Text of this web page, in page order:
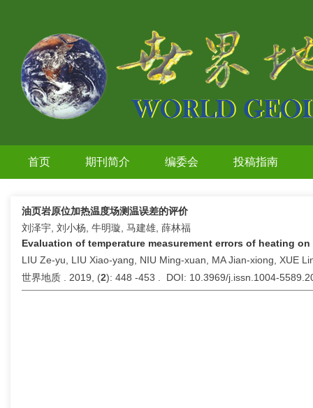
首页 期刊简介 编委会 投稿指南
油页岩原位加热温度场测温误差的评价
刘泽宇, 刘小杨, 牛明璇, 马建雄, 薛林福
Evaluation of temperature measurement errors of heating
LIU Ze-yu, LIU Xiao-yang, NIU Ming-xuan, MA Jian-xiong, XUE
世界地质 . 2019, (2): 448 -453 . DOI: 10.3969/j.issn.1004-